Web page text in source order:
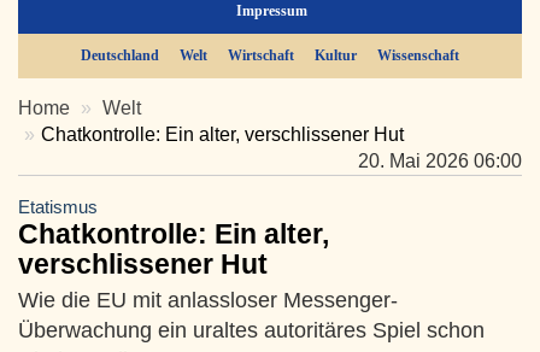
Impressum
Deutschland Welt Wirtschaft Kultur Wissenschaft
Home
Welt
Chatkontrolle: Ein alter, verschlissener Hut
20. Mai 2026 06:00
Etatismus
Chatkontrolle: Ein alter,
verschlissener Hut
Wie die EU mit anlassloser Messenger-
Überwachung ein uraltes autoritäres Spiel schon